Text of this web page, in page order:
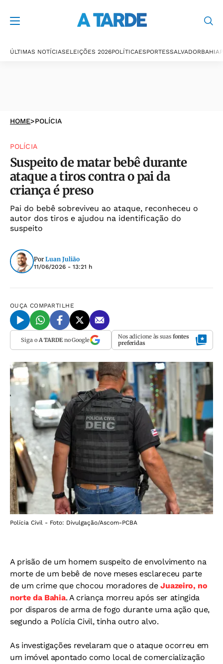
ÚLTIMAS NOTÍCIASELEIÇÕES 2026POLÍTICAESPORTESSALVADORBAHIA
HOME>POLÍCIA
POLÍCIA
Suspeito de matar bebê durante
ataque a tiros contra o pai da
criança é preso
Pai do bebê sobreviveu ao ataque, reconheceu o
autor dos tiros e ajudou na identificação do
suspeito
Por Luan Julião
11/06/2026 - 13:21 h
OUÇA COMPARTILHE
Siga o A TARDEno Google Nos adicione às suas fontes
preferidas
Polícia Civil - Foto: Divulgação/Ascom-PCBA
A prisão de um homem suspeito de envolvimento na
morte de um bebê de nove meses esclareceu parte
de um crime que chocou moradores deJuazeiro, no
norte da Bahia. A criança morreu após ser atingida
por disparos de arma de fogo durante uma ação que,
segundo a Polícia Civil, tinha outro alvo.
As investigações revelaram que o ataque ocorreu em
um imóvel apontado como local de comercialização